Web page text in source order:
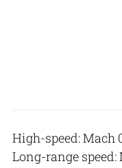
High-speed: Mach
Long-range speed: